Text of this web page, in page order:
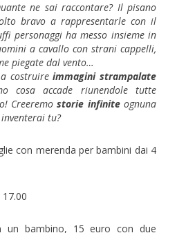
ne sai raccontare? Il pisano
bravo a rappresentarle con il
personaggi ha messo insieme in
a cavallo con strani cappelli,
piegate dal vento…
a costruireimmagini strampalate
cosa accade riunendole tutte
Creeremostorie infiniteognuna
tu?
con merenda per bambini dai 4
un bambino, 15 euro con due